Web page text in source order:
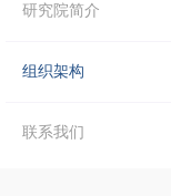
研究院简介
组织架构
联系我们